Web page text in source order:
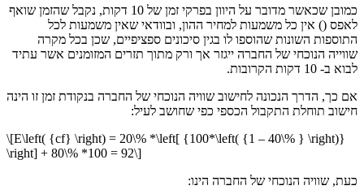
כמובן שכאשר מדובר על היוון בפרקי זמן של 10 דקות, נקבל שהזמן שואף
לאפס () אין כל משמעות למחיר ההון, ובוודאי שאין משמעות לכל
התוספות השונות שהוספו לו בגין סיכונים ספציפיים, שכן בכל מקרה
שווייה הנוכחי של החברה ייגזר אך ורק מתוך תזרים המזומנים אשר עתיד
לבוא ב- 10 דקות הקרובות.
אם כך, הדרך הנכונה לחישוב שוויה הנוכחי של החברה בנקודת זמן זו הינה
חישוב תוחלת התקבול הכספי כפי שחושב לעיל:
\[E\left( {cf} \right) = 20\% *\left[ {100*\left( {1 – 40\% } \right)}
\right] + 80\% *100 = 92\]
כעת, שוויה הנוכחי של החברה הינו: